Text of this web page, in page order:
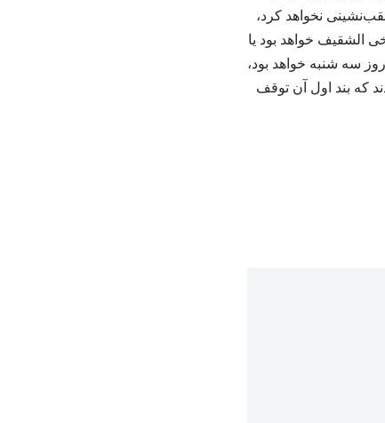
نخواهد کرد،
الشقیف خواهد بود یا
سه شنبه خواهد بود،
رساندند که بند اول آن توقف